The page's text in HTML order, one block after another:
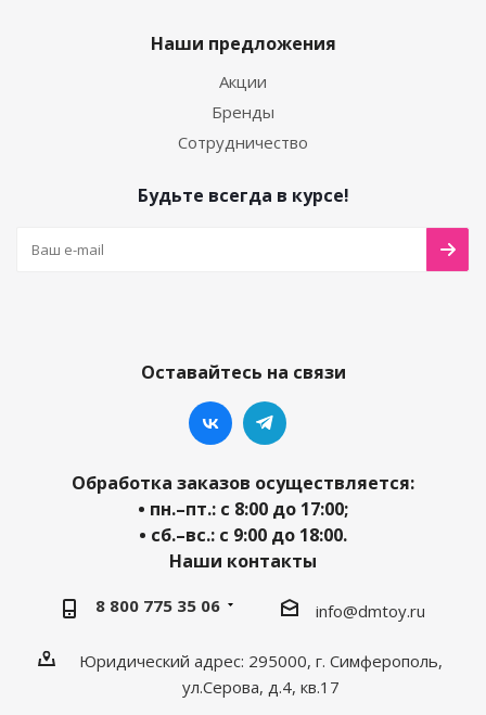
Наши предложения
Акции
Бренды
Сотрудничество
Будьте всегда в курсе!
Оставайтесь на связи
Обработка заказов осуществляется:
• пн.–пт.: с 8:00 до 17:00;
• сб.–вс.: с 9:00 до 18:00.
Наши контакты
8 800 775 35 06 info@dmtoy.ru
Юридический адрес: 295000, г. Симферополь,
ул.Серова, д.4, кв.17